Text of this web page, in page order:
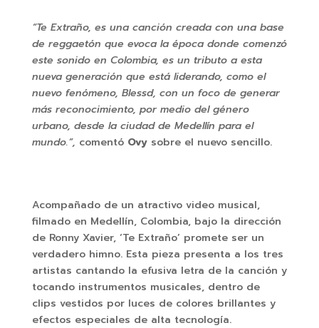
“Te Extraño, es una canción creada con una base
de reggaetón que evoca la época donde comenzó
este sonido en Colombia, es un tributo a esta
nueva generación que está liderando, como el
nuevo fenómeno, Blessd, con un foco de generar
más reconocimiento, por medio del género
urbano, desde la ciudad de Medellín para el
mundo.”, comentó Ovysobre el nuevo sencillo.
Acompañado de un atractivo video musical,
filmado en Medellín, Colombia, bajo la dirección
de Ronny Xavier, ‘Te Extraño’ promete ser un
verdadero himno. Esta pieza presenta a los tres
artistas cantando la efusiva letra de la canción y
tocando instrumentos musicales, dentro de
clips vestidos por luces de colores brillantes y
efectos especiales de alta tecnología.